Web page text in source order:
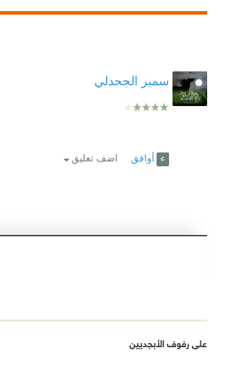
سمير الجحدلي
أوافق اضف تعليق
على رفوف الأبجديين